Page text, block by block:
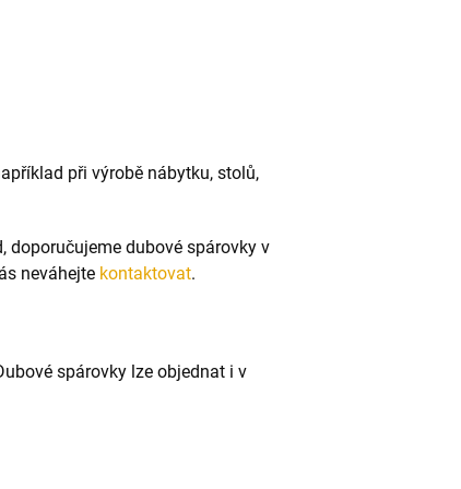
při výrobě nábytku, stolů,
doporučujeme dubové spárovky v
neváhejte kontaktovat.
spárovky lze objednat i v